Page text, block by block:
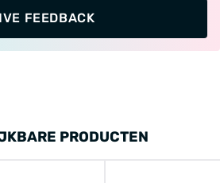
FEEDBACK
PRODUCTEN